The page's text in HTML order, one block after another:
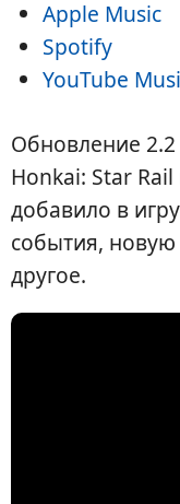
Apple Music
Spotify
YouTube
Обновление
Honkai: Star
добавило в
события,
другое.